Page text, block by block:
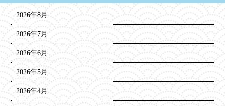
2026年8月
2026年7月
2026年6月
2026年5月
2026年4月